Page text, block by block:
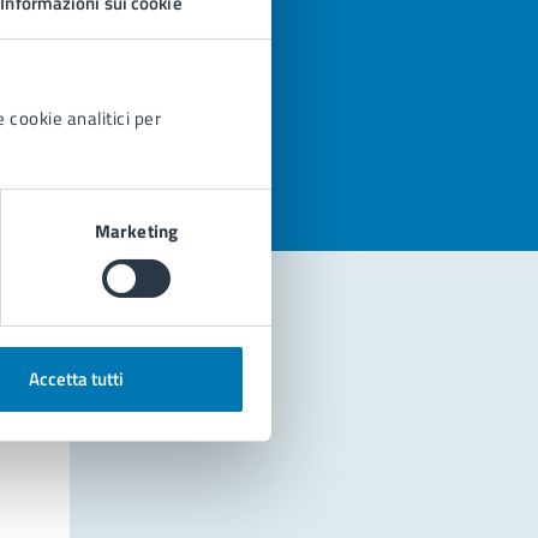
cookie analitici per
Marketing
Accetta tutti